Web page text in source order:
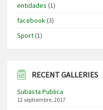
entidades (1)
facebook(3)
Sport(1)
RECENT GALLERIES
Subasta Publica
12 septiembre, 2017